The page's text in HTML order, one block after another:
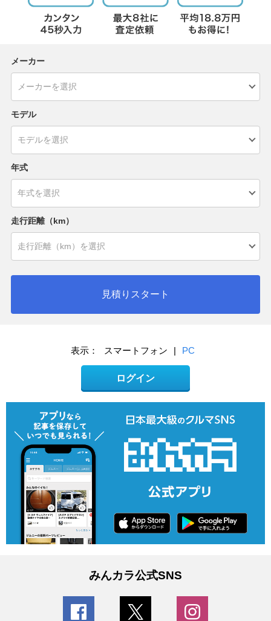
メーカー
モデル
年式
走行距離（km）
見積りスタート
表示： スマートフォン | PC
ログイン
みんカラ公式SNS